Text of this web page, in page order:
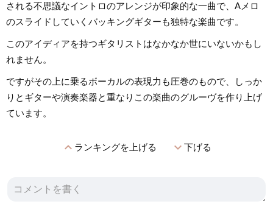
される不思議なイントロのアレンジが印象的な一曲で、Aメロ
のスライドしていくバッキングギターも独特な楽曲です。
このアイディアを持つギタリストはなかなか世にいないかもし
れません。
ですがその上に乗るボーカルの表現力も圧巻のもので、しっか
りとギターや演奏楽器と重なりこの楽曲のグルーヴを作り上げ
ています。
expand_lessランキングを上げる expand_more下げる